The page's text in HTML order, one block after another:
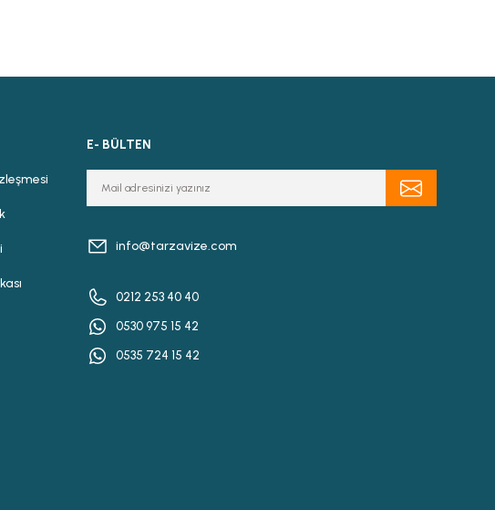
E- BÜLTEN
info@tarzavize.com
0212 253 40 40
0530 975 15 42
0535 724 15 42